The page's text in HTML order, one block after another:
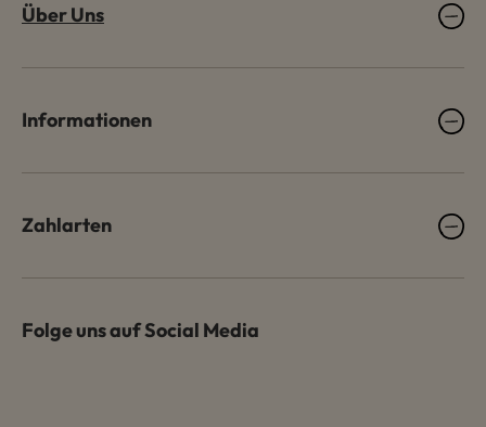
Über Uns
Informationen
Zahlarten
Folge uns auf Social Media